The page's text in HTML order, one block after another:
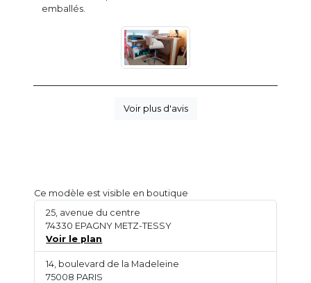
emballés.
Voir plus d'avis
Ce modèle est visible en boutique
25, avenue du centre
74330 EPAGNY METZ-TESSY
Voir le plan
14, boulevard de la Madeleine
75008 PARIS